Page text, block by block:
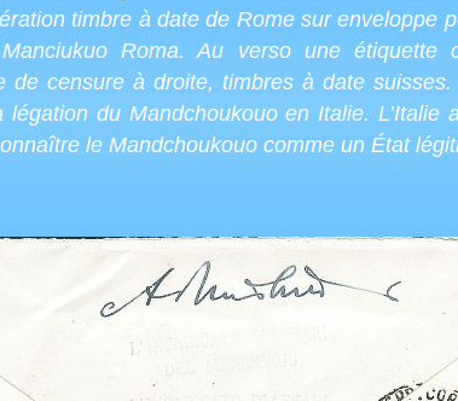
timbre à date de Rome sur enveloppe
Roma. Au verso une
de censure à droite, timbres à date
du Mandchoukouo en Italie. L’Italie
le Mandchoukouo comme un État